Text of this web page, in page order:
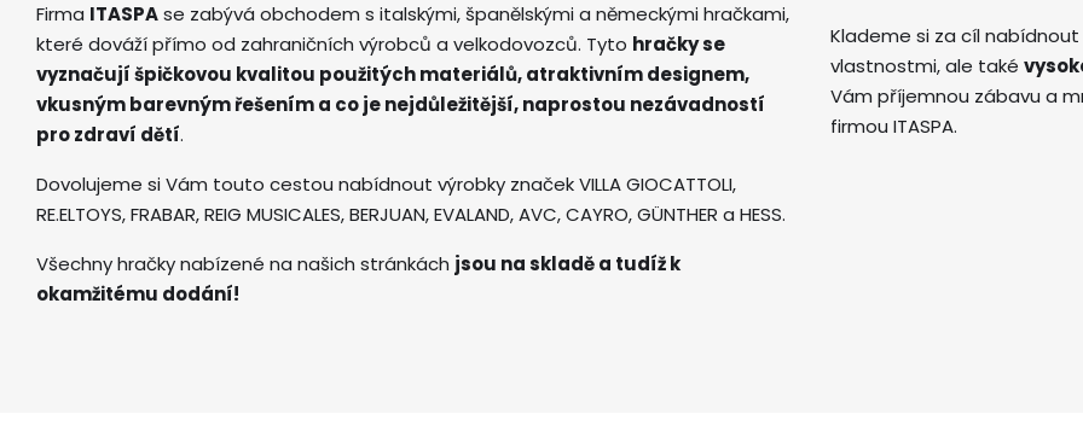
Firma ITASPAse zabývá obchodem s italskými, španělskými a německými hračkami,
které dováží přímo od zahraničních výrobců a velkodovozců. Tyto hračky se
vyznačují špičkovou kvalitou použitých materiálů, atraktivním designem,
vkusným barevným řešením a co je nejdůležitější, naprostou nezávadností
pro zdraví dětí.
Dovolujeme si Vám touto cestou nabídnout výrobky značek VILLA GIOCATTOLI,
RE.ELTOYS, FRABAR, REIG MUSICALES, BERJUAN, EVALAND, AVC, CAYRO, GÜNTHER a HESS.
Všechny hračky nabízené na našich stránkách jsou na skladě a tudíž k
okamžitému dodání!
Klademe si za cíl
vlastnostmi, ale také
Vám příjemnou zábavu a
firmou ITASPA.